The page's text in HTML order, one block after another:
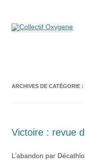
ARCHIVES DE CATÉGORIE :
Victoire : revue
L’abandon par